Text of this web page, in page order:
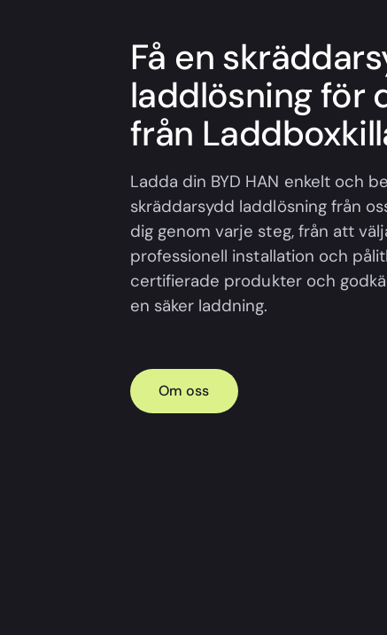
Få en
laddlösning för
från
Ladda din BYD HAN enkelt och
skräddarsydd laddlösning från
dig genom varje steg, från att
professionell installation och
certifierade produkter och
en säker laddning.
Om oss